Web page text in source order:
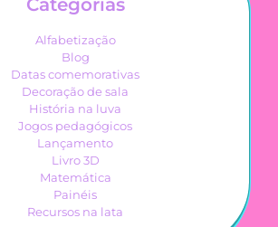
Categorias
Alfabetização
Blog
Datas comemorativas
Decoração de sala
História na luva
Jogos pedagógicos
Lançamento
Livro 3D
Matemática
Painéis
Recursos na lata